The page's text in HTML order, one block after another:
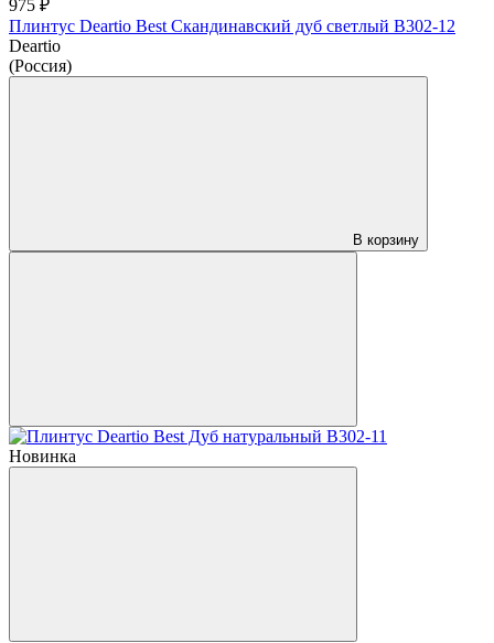
975 ₽
Плинтус Deartio Best Скандинавский дуб светлый B302-12
Deartio
(Россия)
В корзину
Новинка